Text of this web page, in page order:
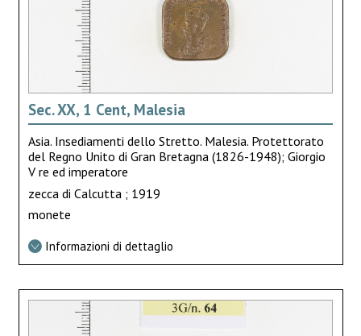
Sec. XX, 1 Cent, Malesia
Asia. Insediamenti dello Stretto. Malesia. Protettorato
del Regno Unito di Gran Bretagna (1826-1948); Giorgio
V re ed imperatore
zecca di Calcutta ; 1919
monete
Informazioni di dettaglio